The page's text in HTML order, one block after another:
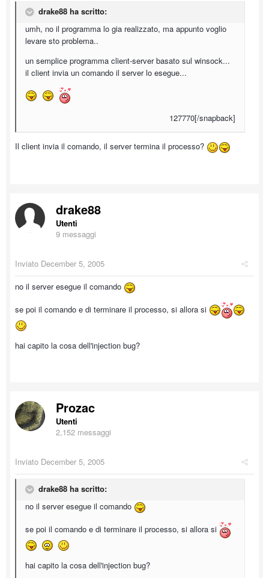
drake88 ha scritto:
umh, no il programma lo gia realizzato, ma appunto voglio
levare sto problema..
un semplice programma client-server basato sul winsock...
il client invia un comando il server lo esegue...
127770[/snapback]
Il client invia il comando, il server termina il processo?
drake88
Utenti
9 messaggi
Inviato December 5, 2005
no il server esegue il comando
se poi il comando e di terminare il processo, si allora si
hai capito la cosa dell'injection bug?
Prozac
Utenti
2,152 messaggi
Inviato December 5, 2005
drake88 ha scritto:
no il server esegue il comando
se poi il comando e di terminare il processo, si allora si
hai capito la cosa dell'injection bug?